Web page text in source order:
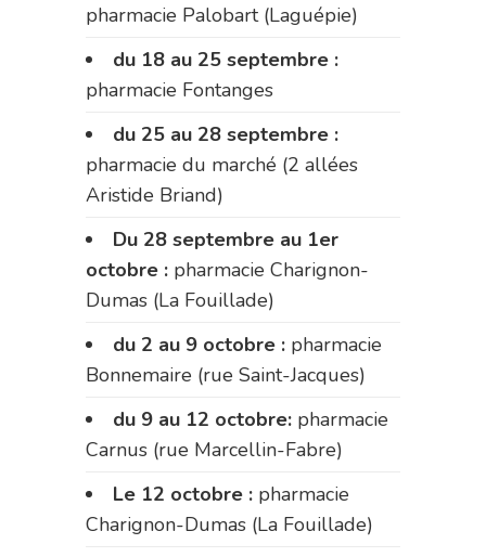
pharmacie Palobart (Laguépie)
du 18 au 25 septembre :
pharmacie Fontanges
du 25 au 28 septembre :
pharmacie du marché (2 allées
Aristide Briand)
Du 28 septembre au 1er
octobre : pharmacie Charignon-
Dumas (La Fouillade)
du 2 au 9 octobre : pharmacie
Bonnemaire (rue Saint-Jacques)
du 9 au 12 octobre: pharmacie
Carnus (rue Marcellin-Fabre)
Le 12 octobre : pharmacie
Charignon-Dumas (La Fouillade)